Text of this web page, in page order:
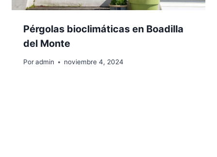
Pérgolas bioclimáticas en Boadilla
del Monte
Poradmin noviembre 4, 2024